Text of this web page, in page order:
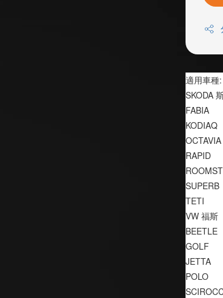
適用車種:
SKODA
FABIA
KODIAQ
OCTAVIA
RAPID
SUPERB
TETI
VW 福斯
BEETLE
GOLF
JETTA
POLO